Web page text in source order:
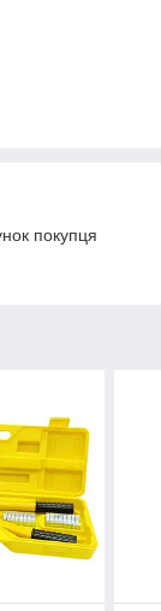
покупця